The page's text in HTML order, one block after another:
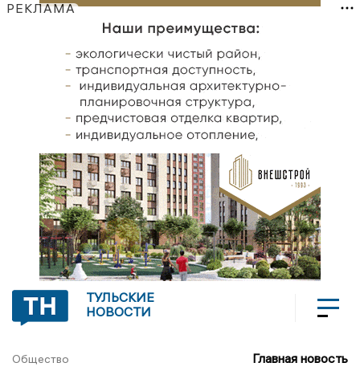
РЕКЛАМА
ТУЛЬСКИЕ
НОВОСТИ
Общество Главная новость